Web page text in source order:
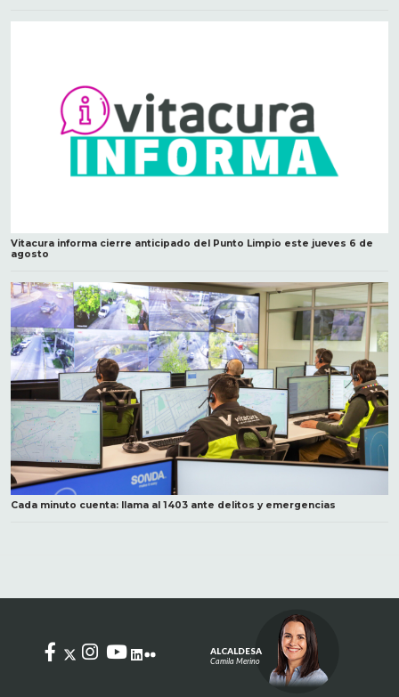
Vitacura informa cierre anticipado del Punto Limpio este jueves 6 de
agosto
Cada minuto cuenta: llama al 1403 ante delitos y emergencias
ALCALDESA
Camila Merino